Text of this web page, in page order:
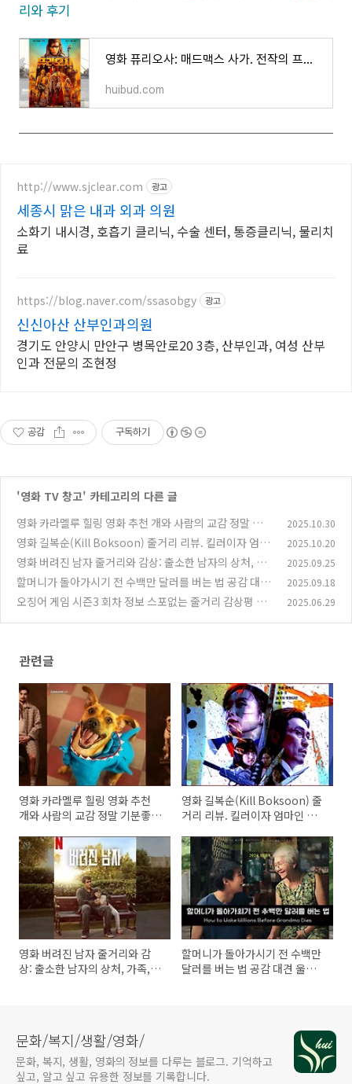
리와 후기
영화 퓨리오사: 매드맥스 사가. 전작의 프리퀄. 짜릿한 줄거리와 후기
huibud.com
http://www.sjclear.com 광고
세종시 맑은 내과 외과 의원
소화기 내시경, 호흡기 클리닉, 수술 센터, 통증클리닉, 물리치
료
https://blog.naver.com/ssasobgy 광고
신신아산 산부인과의원
경기도 안양시 만안구 병목안로20 3층, 산부인과, 여성 산부
인과 전문의 조현정
공감 구독하기
'영화 TV 창고' 카테고리의 다른 글
영화 카라멜루 힐링 영화 추천 개와 사람의 교감 정말 기분
좋은 영화! (0)
2025.10.30
영화 길복순(Kill Boksoon) 줄거리 리뷰. 킬러이자 엄마
인 두 얼굴의 전도연
(1)
2025.10.20
영화 버려진 남자 줄거리와 감상: 출소한 남자의 상처, 가
족, 그리고 희망
(2)
2025.09.25
할머니가 돌아가시기 전 수백만 달러를 버는 법 공감 대견
울림있는 영화
(1)
2025.09.18
오징어 게임 시즌3 회차 정보 스포없는 줄거리 감상평 후
2025.06.29
관련글
영화 카라멜루 힐링 영화 추천
개와 사람의 교감 정말 기분좋은
영화 길복순(Kill Boksoon) 줄
거리 리뷰. 킬러이자 엄마인 두
영화 버려진 남자 줄거리와 감
상: 출소한 남자의 상처, 가족, 그
할머니가 돌아가시기 전 수백만
달러를 버는 법 공감 대견 울림
문화/복지/생활/영화/
문화, 복지, 생활, 영화의 정보를 다루는 블로그. 기억하고
싶고, 알고 싶고 유용한 정보를 기록합니다.